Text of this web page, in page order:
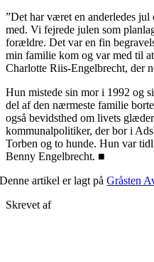
”Det har været en anderledes jul
med. Vi fejrede julen som
forældre. Det var en fin
min familie kom og var med til
Charlotte Riis-Engelbrecht, der
Hun mistede sin mor i 1992 og
del af den nærmeste familie
også bevidsthed om livets
kommunalpolitiker, der bor i
Torben og to hunde. Hun var
Benny Engelbrecht. ■
Denne artikel er lagt påGråsten
Skrevet af